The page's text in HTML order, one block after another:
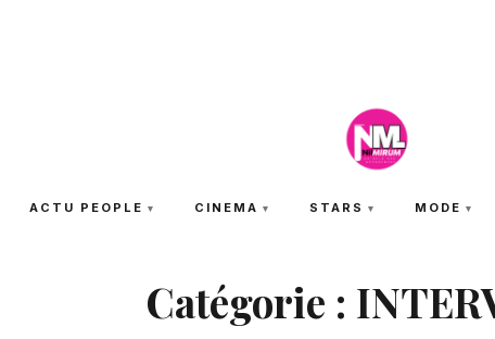
ACTU PEOPLE CINEMA STARS MODE
Catégorie :